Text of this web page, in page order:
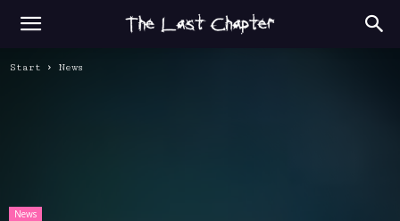
Start News
News